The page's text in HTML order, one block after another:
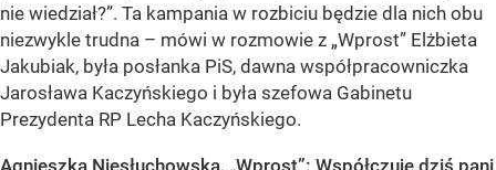
nie wiedział?”. Ta kampania w rozbiciu będzie dla nich obu
niezwykle trudna – mówi w rozmowie z „Wprost” Elżbieta
Jakubiak, była posłanka PiS, dawna współpracowniczka
Jarosława Kaczyńskiego i była szefowa Gabinetu
Prezydenta RP Lecha Kaczyńskiego.